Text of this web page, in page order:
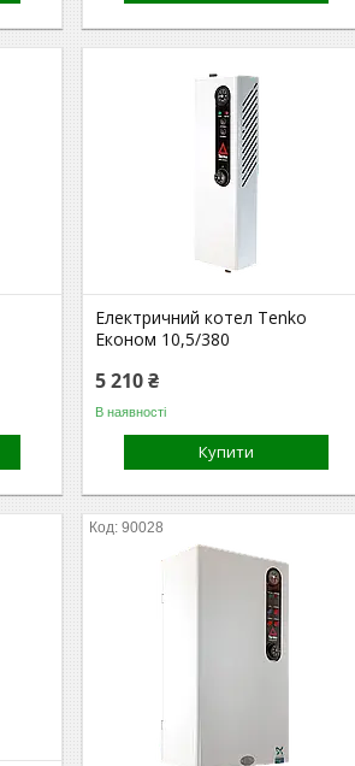
Електричний котел Tenko
Економ 10,5/380
5 210 ₴
В наявності
Купити
90028